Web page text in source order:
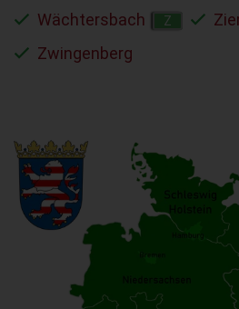
Wächtersbach
Z
Zwingenberg